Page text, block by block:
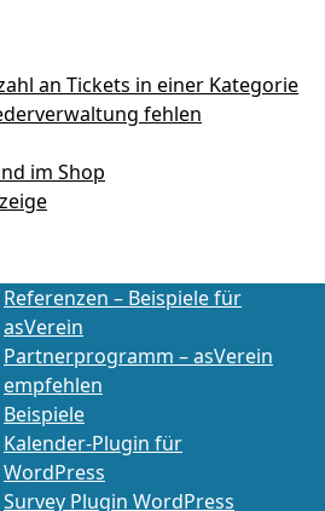
an Tickets in einer Kategorie
fehlen
im Shop
Referenzen – Beispiele für
asVerein
Partnerprogramm – asVerein
empfehlen
Beispiele
Kalender-Plugin für
WordPress
Survey Plugin WordPress